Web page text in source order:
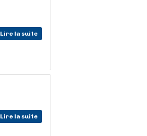
Lire la suite
Lire la suite